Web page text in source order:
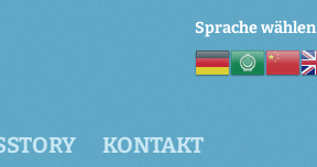
KONTAKT
Sprache wählen